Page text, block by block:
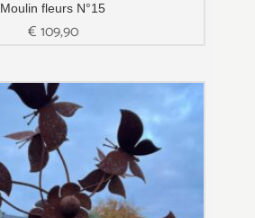
Moulin fleurs N°15
€109,90